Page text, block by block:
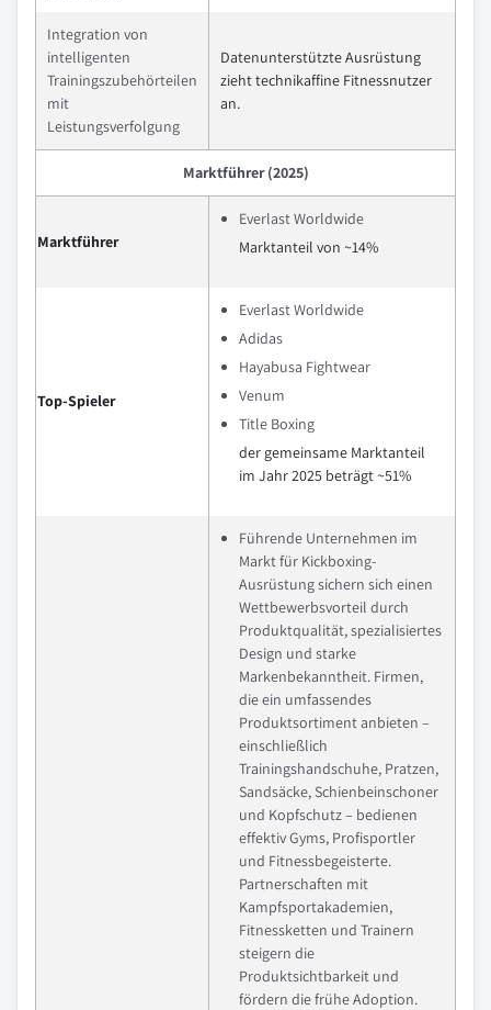
Integration von
intelligenten
Trainingszubehörteilen
mit
Leistungsverfolgung
Datenunterstützte Ausrüstung
zieht technikaffine Fitnessnutzer
an.
Marktführer (2025)
Marktführer
Everlast Worldwide
Marktanteil von ~14%
Top-Spieler
Everlast Worldwide
Adidas
Hayabusa Fightwear
Venum
Title Boxing
der gemeinsame Marktanteil
im Jahr 2025 beträgt ~51%
Führende Unternehmen im
Markt für Kickboxing-
Ausrüstung sichern sich einen
Wettbewerbsvorteil durch
Produktqualität, spezialisiertes
Design und starke
Markenbekanntheit. Firmen,
die ein umfassendes
Produktsortiment anbieten –
einschließlich
Trainingshandschuhe, Pratzen,
Sandsäcke, Schienbeinschoner
und Kopfschutz – bedienen
effektiv Gyms, Profisportler
und Fitnessbegeisterte.
Partnerschaften mit
Kampfsportakademien,
Fitnessketten und Trainern
steigern die
Produktsichtbarkeit und
fördern die frühe Adoption.